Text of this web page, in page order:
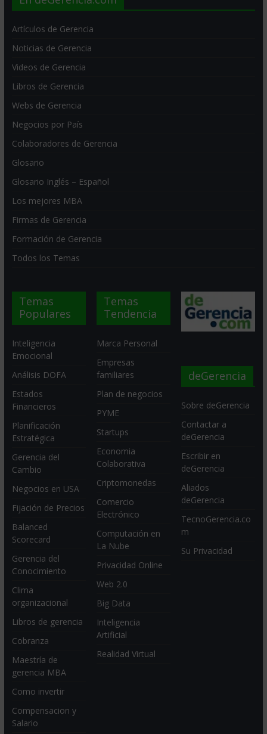
Artículos de Gerencia
Noticias de Gerencia
Videos de Gerencia
Libros de Gerencia
Webs de Gerencia
Negocios por País
Colaboradores de Gerencia
Glosario
Glosario Inglés – Español
Los mejores MBA
Firmas de Gerencia
Formación de Gerencia
Todos los Temas
Temas
Populares
Inteligencia
Emocional
Análisis DOFA
Estados
Financieros
Planificación
Estratégica
Gerencia del
Cambio
Negocios en USA
Fijación de Precios
Balanced
Scorecard
Gerencia del
Conocimiento
Clima
organizacional
Libros de gerencia
Cobranza
Maestría de
gerencia MBA
Como invertir
Compensacion y
Salario
Temas
Tendencia
Marca Personal
Empresas
familiares
Plan de negocios
PYME
Startups
Economia
Colaborativa
Criptomonedas
Comercio
Electrónico
Computación en
La Nube
Privacidad Online
Web 2.0
Big Data
Inteligencia
Artificial
Realidad Virtual
deGerencia
Sobre deGerencia
Contactar a
deGerencia
Escribir en
deGerencia
Aliados
deGerencia
TecnoGerencia.co
m
Su Privacidad